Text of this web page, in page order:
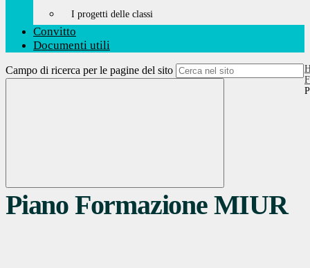
I progetti delle classi
Convitto
Documenti utili
Campo di ricerca per le pagine del sito
Piano Formazione MIUR